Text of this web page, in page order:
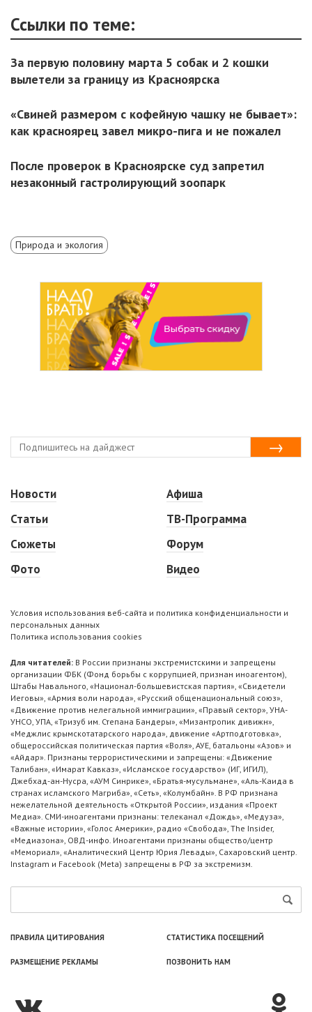
Ссылки по теме:
За первую половину марта 5 собак и 2 кошки
вылетели за границу из Красноярска
«Свиней размером с кофейную чашку не бывает»:
как красноярец завел микро-пига и не пожалел
После проверок в Красноярске суд запретил
незаконный гастролирующий зоопарк
Природа и экология
Новости
Статьи
Сюжеты
Фото
Афиша
ТВ-Программа
Форум
Видео
Условия использования веб-сайта и политика конфиденциальности и
персональных данных
Политика использования cookies
Для читателей: В России признаны экстремистскими и запрещены
организации ФБК (Фонд борьбы с коррупцией, признан иноагентом),
Штабы Навального, «Национал-большевистская партия», «Свидетели
Иеговы», «Армия воли народа», «Русский общенациональный союз»,
«Движение против нелегальной иммиграции», «Правый сектор», УНА-
УНСО, УПА, «Тризуб им. Степана Бандеры», «Мизантропик дивижн»,
«Меджлис крымскотатарского народа», движение «Артподготовка»,
общероссийская политическая партия «Воля», АУЕ, батальоны «Азов» и
«Айдар». Признаны террористическими и запрещены: «Движение
Талибан», «Имарат Кавказ», «Исламское государство» (ИГ, ИГИЛ),
Джебхад-ан-Нусра, «АУМ Синрике», «Братья-мусульмане», «Аль-Каида в
странах исламского Магриба», «Сеть», «Колумбайн». В РФ признана
нежелательной деятельность «Открытой России», издания «Проект
Медиа». СМИ-иноагентами признаны: телеканал «Дождь», «Медуза»,
«Важные истории», «Голос Америки», радио «Свобода», The Insider,
«Медиазона», ОВД-инфо. Иноагентами признаны общество/центр
«Мемориал», «Аналитический Центр Юрия Левады», Сахаровский центр.
Instagram и Facebook (Metа) запрещены в РФ за экстремизм.
ПРАВИЛА ЦИТИРОВАНИЯ СТАТИСТИКА ПОСЕЩЕНИЙ
РАЗМЕЩЕНИЕ РЕКЛАМЫ ПОЗВОНИТЬ НАМ